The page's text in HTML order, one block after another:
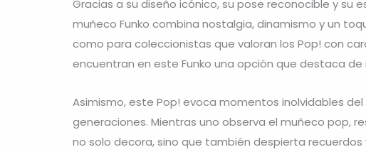
Gracias a su diseño icónico, su pose reconocible y su
muñeco Funko combina nostalgia, dinamismo y un
como para coleccionistas que valoran los Pop! con
encuentran en este Funko una opción que destaca
Asimismo, este Pop! evoca momentos inolvidables
generaciones. Mientras uno observa el muñeco pop,
no solo decora, sino que también despierta